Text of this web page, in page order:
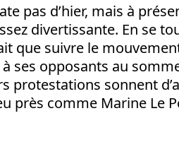
pas d’hier, mais à
divertissante. En se
que suivre le
ses opposants au
protestations sonnent
près comme Marine Le